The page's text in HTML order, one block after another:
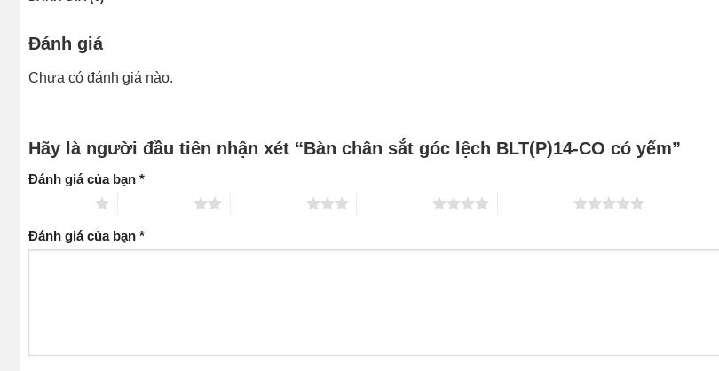
Đánh giá
Chưa có đánh giá nào.
Hãy là người đầu tiên nhận xét “Bàn chân sắt góc lệch BLT(P)14-CO có yếm”
Đánh giá của bạn *
Đánh giá của bạn *